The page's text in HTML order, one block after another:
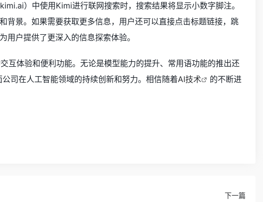
）中使用Kimi进行联网搜索时，搜索结果将显示小数字脚注。
背景。如果需要获取更多信息，用户还可以直接点击标题链接，跳
户提供了更深入的信息探索体验。
互体验和便利功能。无论是模型能力的提升、常用语功能的推出还
司在人工智能领域的持续创新和努力。相信随着AI技术
的不断进
下一篇